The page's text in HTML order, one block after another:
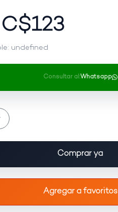
123
undefined
Consultar al:Whatsapp
Comprar ya
Agregar a favoritos